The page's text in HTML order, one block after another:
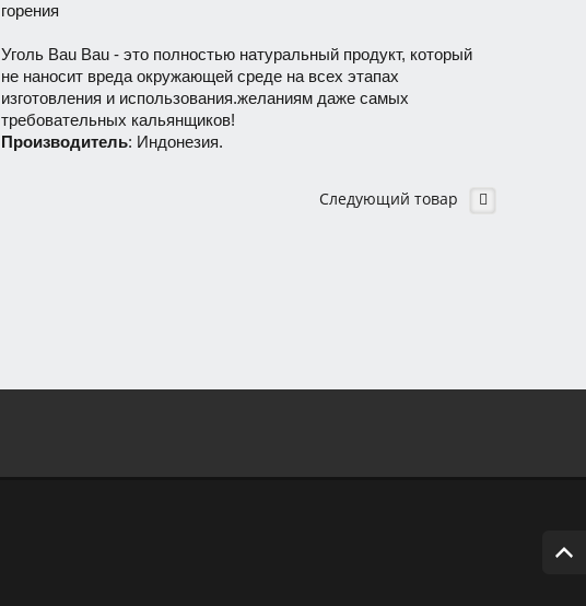
горения
Уголь Bau Bau - это полностью натуральный продукт, который
не наносит вреда окружающей среде на всех этапах
изготовления и использования.желаниям даже самых
требовательных кальянщиков!
Производитель: Индонезия.
Следующий товар